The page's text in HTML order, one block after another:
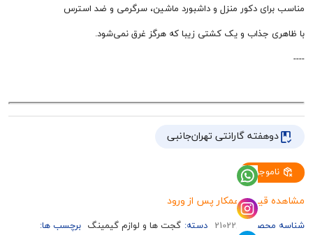
دکور منزل و داشبورد ماشین، سرگرمی و ضد استرس
جذاب و یک کشتی زیبا که هرگز غرق نمی‌شود.
گارانتی تهران‌جانبی
همکار پس از ورود
210228 دسته: گجت ها و لوازم گیمینگ برچسب ها: